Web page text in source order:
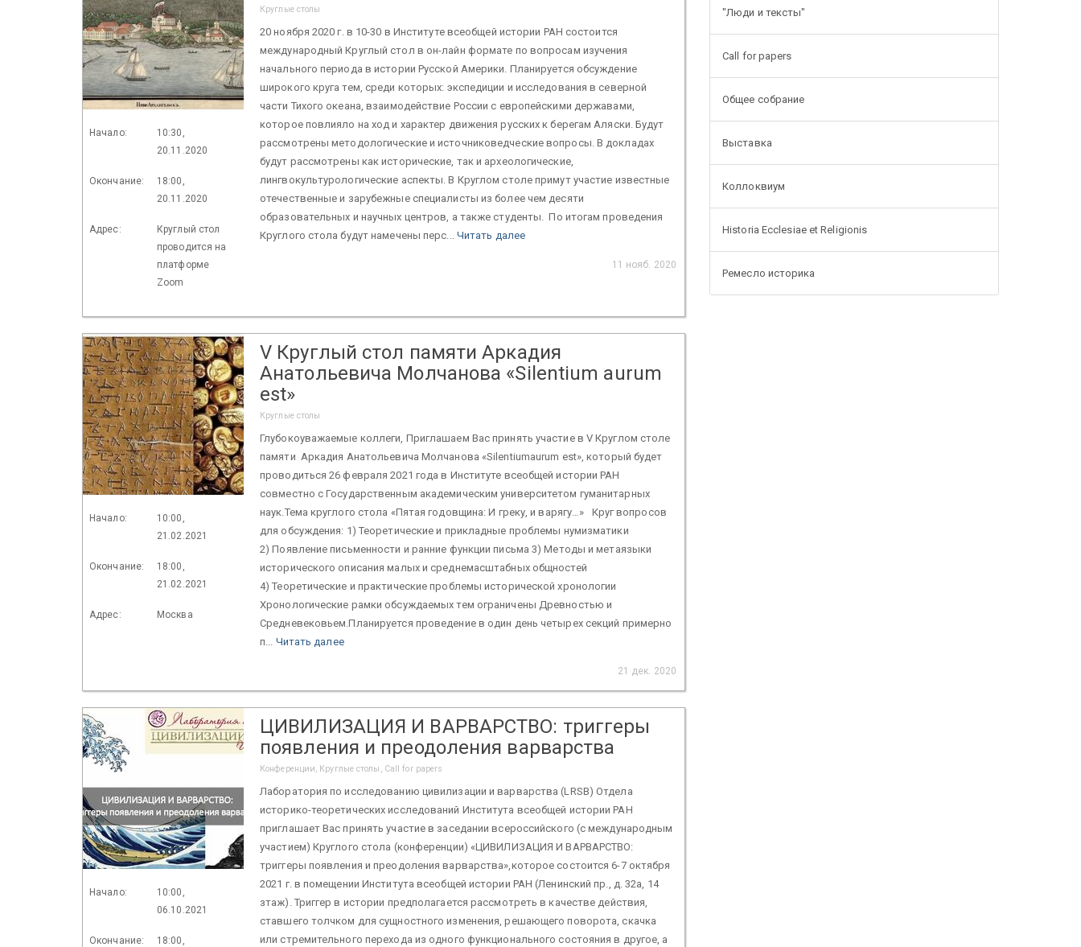
Начало:
10:30,
20.11.2020
Окончание:
18:00,
20.11.2020
Адрес:
Круглый стол
проводится на
платформе
Zoom
Круглые столы
20 ноября 2020 г. в 10-30 в Институте всеобщей истории РАН состоится
международный Круглый стол в он-лайн формате по вопросам изучения
начального периода в истории Русской Америки. Планируется обсуждение
широкого круга тем, среди которых: экспедиции и исследования в северной
части Тихого океана, взаимодействие России с европейскими державами,
которое повлияло на ход и характер движения русских к берегам Аляски. Будут
рассмотрены методологические и источниковедческие вопросы. В докладах
будут рассмотрены как исторические, так и археологические,
лингвокультурологические аспекты. В Круглом столе примут участие известные
отечественные и зарубежные специалисты из более чем десяти
образовательных и научных центров, а также студенты. По итогам проведения
Круглого стола будут намечены перс... Читать далее
11 нояб. 2020
Начало:
10:00,
21.02.2021
Окончание:
18:00,
21.02.2021
Адрес: Москва
V Круглый стол памяти Аркадия
Анатольевича Молчанова «Silentium aurum
est»
Круглые столы
Глубокоуважаемые коллеги, Приглашаем Вас принять участие в V Круглом столе
памяти Аркадия Анатольевича Молчанова «Silentiumaurum est», который будет
проводиться 26 февраля 2021 года в Институте всеобщей истории РАН
совместно с Государственным академическим университетом гуманитарных
наук. ​Тема круглого стола «Пятая годовщина: И греку, и варягу…» Круг вопросов
для обсуждения: 1) Теоретические и прикладные проблемы нумизматики
2) Появление письменности и ранние функции письма 3) Методы и метаязыки
исторического описания малых и среднемасштабных общностей
4) Теоретические и практические проблемы исторической хронологии
Хронологические рамки обсуждаемых тем ограничены Древностью и
Средневековьем.Планируется проведение в один день четырех секций примерно
п... Читать далее
21 дек. 2020
Начало:
10:00,
06.10.2021
Окончание:
18:00,
ЦИВИЛИЗАЦИЯ И ВАРВАРСТВО: триггеры
появления и преодоления варварства
Конференции, Круглые столы, Call for papers
Лаборатория по исследованию цивилизации и варварства (LRSB) Отдела
историко-теоретических исследований Института всеобщей истории РАН
приглашает Вас принять участие в заседании всероссийского (с международным
участием) Круглого стола (конференции) «ЦИВИЛИЗАЦИЯ И ВАРВАРСТВО:
триггеры появления и преодоления варварства»,которое состоится 6-7 октября
2021 г. в помещении Института всеобщей истории РАН (Ленинский пр., д. 32а, 14
зтаж). Триггер в истории предполагается рассмотреть в качестве действия,
ставшего толчком для сущностного изменения, решающего поворота, скачка
или стремительного перехода из одного функционального состояния в другое, а
"Люди и тексты"
Call for papers
Общее собрание
Выставка
Коллоквиум
Historia Ecclesiae et Religionis
Ремесло историка